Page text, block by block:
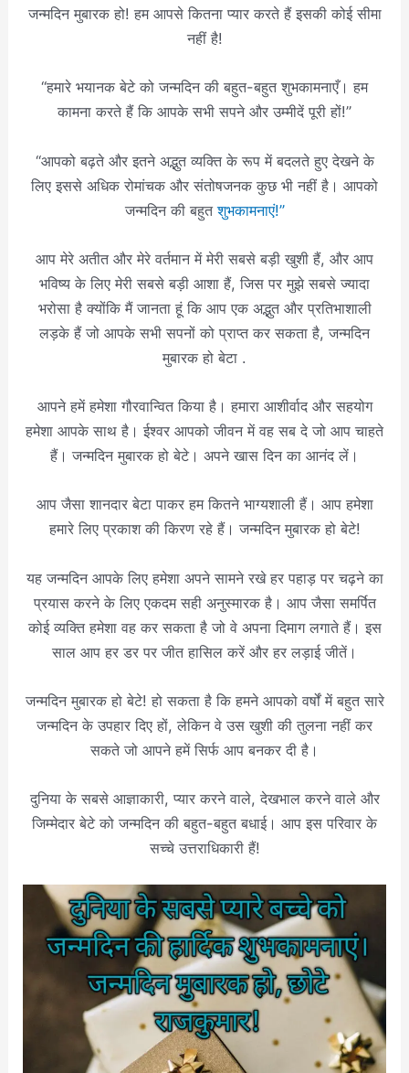
जन्मदिन मुबारक हो! हम आपसे कितना प्यार करते हैं इसकी कोई सीमा
नहीं है!
“हमारे भयानक बेटे को जन्मदिन की बहुत-बहुत शुभकामनाएँ। हम
कामना करते हैं कि आपके सभी सपने और उम्मीदें पूरी हों!”
“आपको बढ़ते और इतने अद्भुत व्यक्ति के रूप में बदलते हुए देखने के
लिए इससे अधिक रोमांचक और संतोषजनक कुछ भी नहीं है। आपको
जन्मदिन की बहुतशुभकामनाएं!”
आप मेरे अतीत और मेरे वर्तमान में मेरी सबसे बड़ी खुशी हैं, और आप
भविष्य के लिए मेरी सबसे बड़ी आशा हैं, जिस पर मुझे सबसे ज्यादा
भरोसा है क्योंकि मैं जानता हूं कि आप एक अद्भुत और प्रतिभाशाली
लड़के हैं जो आपके सभी सपनों को प्राप्त कर सकता है, जन्मदिन
मुबारक हो बेटा .
आपने हमें हमेशा गौरवान्वित किया है। हमारा आशीर्वाद और सहयोग
हमेशा आपके साथ है। ईश्वर आपको जीवन में वह सब दे जो आप चाहते
हैं। जन्मदिन मुबारक हो बेटे। अपने खास दिन का आनंद लें।
आप जैसा शानदार बेटा पाकर हम कितने भाग्यशाली हैं। आप हमेशा
हमारे लिए प्रकाश की किरण रहे हैं। जन्मदिन मुबारक हो बेटे!
यह जन्मदिन आपके लिए हमेशा अपने सामने रखे हर पहाड़ पर चढ़ने का
प्रयास करने के लिए एकदम सही अनुस्मारक है। आप जैसा समर्पित
कोई व्यक्ति हमेशा वह कर सकता है जो वे अपना दिमाग लगाते हैं। इस
साल आप हर डर पर जीत हासिल करें और हर लड़ाई जीतें।
जन्मदिन मुबारक हो बेटे! हो सकता है कि हमने आपको वर्षों में बहुत सारे
जन्मदिन के उपहार दिए हों, लेकिन वे उस खुशी की तुलना नहीं कर
सकते जो आपने हमें सिर्फ आप बनकर दी है।
दुनिया के सबसे आज्ञाकारी, प्यार करने वाले, देखभाल करने वाले और
जिम्मेदार बेटे को जन्मदिन की बहुत-बहुत बधाई। आप इस परिवार के
सच्चे उत्तराधिकारी हैं!